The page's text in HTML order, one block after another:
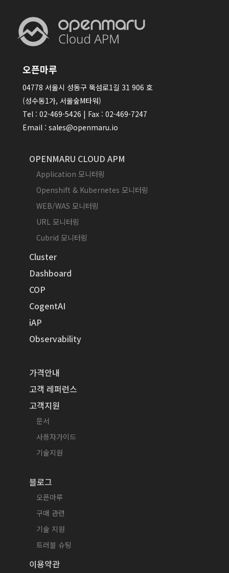
오픈마루
04778 서울시 성동구 뚝섬로1길 31 906 호
(성수동1가, 서울숲M타워)
Tel : 02-469-5426 | Fax : 02-469-7247
Email : sales@openmaru.io
OPENMARU CLOUD APM
Application 모니터링
Openshift & Kubernetes 모니터링
WEB/WAS 모니터링
URL 모니터링
Cubrid 모니터링
Cluster
Dashboard
COP
CogentAI
iAP
Observability
가격안내
고객 레퍼런스
고객지원
문서
사용자가이드
기술지원
블로그
오픈마루
구매 관련
기술 지원
트러블 슈팅
이용약관